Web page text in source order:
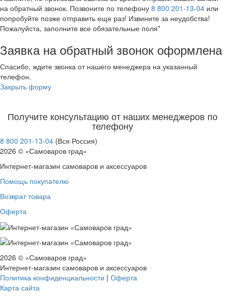
на обратный звонок. Позвоните по телефону 8 800 201-13-04 или
попробуйте позже отправить еще раз! Извините за неудобства!
Пожалуйста, заполните все обязательные поля*
Заявка на обратный звонок оформлена
Спасибо, ждите звонка от нашего менеджера на указанный
телефон.
Закрыть форму
Получите консультацию от наших менеджеров по
телефону
8 800 201-13-04 (Вся Россия)
2026 © «Самоваров град»
Интернет-магазин самоваров и аксессуаров
Помощь покупателю
Возврат товара
Оферта
2026 © «Самоваров град»
Интернет-магазин самоваров и аксессуаров
Политика конфиденциальности | Оферта
Карта сайта